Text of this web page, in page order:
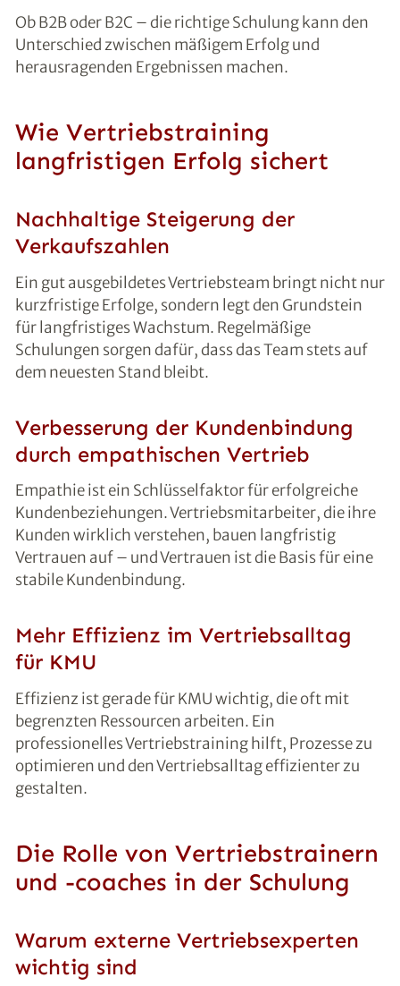
Ob B2B oder B2C – die richtige Schulung kann den
Unterschied zwischen mäßigem Erfolg und
herausragenden Ergebnissen machen.
Wie Vertriebstraining
langfristigen Erfolg sichert
Nachhaltige Steigerung der
Verkaufszahlen
Ein gut ausgebildetes Vertriebsteam bringt nicht nur
kurzfristige Erfolge, sondern legt den Grundstein
für langfristiges Wachstum. Regelmäßige
Schulungen sorgen dafür, dass das Team stets auf
dem neuesten Stand bleibt.
Verbesserung der Kundenbindung
durch empathischen Vertrieb
Empathie ist ein Schlüsselfaktor für erfolgreiche
Kundenbeziehungen. Vertriebsmitarbeiter, die ihre
Kunden wirklich verstehen, bauen langfristig
Vertrauen auf – und Vertrauen ist die Basis für eine
stabile Kundenbindung.
Mehr Effizienz im Vertriebsalltag
für KMU
Effizienz ist gerade für KMU wichtig, die oft mit
begrenzten Ressourcen arbeiten. Ein
professionelles Vertriebstraining hilft, Prozesse zu
optimieren und den Vertriebsalltag effizienter zu
gestalten.
Die Rolle von Vertriebstrainern
und -coaches in der Schulung
Warum externe Vertriebsexperten
wichtig sind